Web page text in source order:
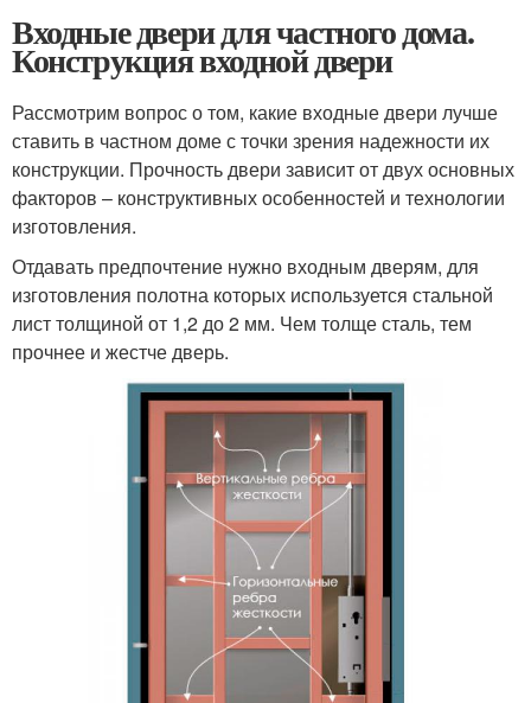
Входные двери для частного дома.
Конструкция входной двери
Рассмотрим вопрос о том, какие входные двери лучше
ставить в частном доме с точки зрения надежности их
конструкции. Прочность двери зависит от двух основных
факторов – конструктивных особенностей и технологии
изготовления.
Отдавать предпочтение нужно входным дверям, для
изготовления полотна которых используется стальной
лист толщиной от 1,2 до 2 мм. Чем толще сталь, тем
прочнее и жестче дверь.